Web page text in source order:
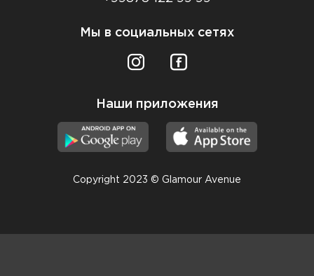
Мы в социальных сетях
Наши приложения
Copyright 2023 © Glamour Avenue